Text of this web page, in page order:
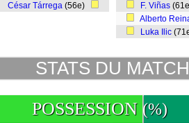
César Tárrega (56e) F. Viñas
Alberto
Luka Ilic
STATS DU MATCH
POSSESSION (%)